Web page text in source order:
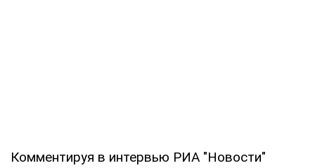
Комментируя в интервью РИА "Новости"